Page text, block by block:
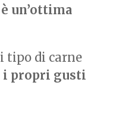
un’ottima
tipo di carne
i propri gusti